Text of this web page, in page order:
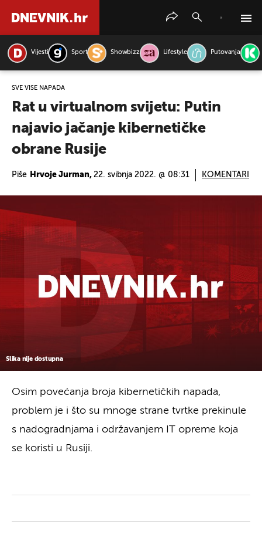
Vijesti Sport Showbizz Lifestyle Putovanja
SVE VIŠE NAPADA
Rat u virtualnom svijetu: Putin
najavio jačanje kibernetičke
obrane Rusije
Piše Hrvoje Jurman, 22. svibnja 2022. @ 08:31 KOMENTARI
Slika nije dostupna
Osim povećanja broja kibernetičkih napada,
problem je i što su mnoge strane tvrtke prekinule
s nadogradnjama i održavanjem IT opreme koja
se koristi u Rusiji.
PRETRAŽITE VIJESTI